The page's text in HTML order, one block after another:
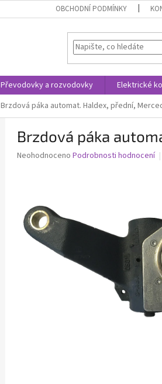
OBCHODNÍ PODMÍNKY
Převodovky a rozvodovky Elektrické
Brzdová páka automat. Haldex, přední,
Brzdová páka
Průměrné
hvězdiček.
Neohodnoceno Podrobnosti hodnocení